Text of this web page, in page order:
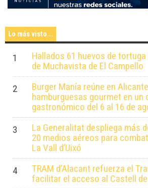
Lo más visto...
1
Hallados 61 huevos de tortuga
de Muchavista de El Campello
2
Burger Manía reúne en
hamburguesas gourmet en un
gastronómico del 6 al 16 de
3
La Generalitat despliega más
20 medios aéreos para
La Vall d’Uixó
4
TRAM d’Alacant refuerza el
facilitar el acceso al Castell de